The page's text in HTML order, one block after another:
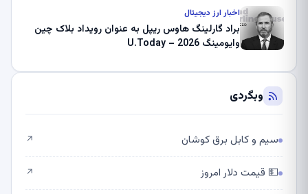
اخبار ارز دیجیتال
براد گارلینگ هاوس ریپل به عنوان رویداد بلاک چین
وایومینگ 2026 – U.Today
وبگردی
سیم و کابل برق کوشان ↗
💵 قیمت دلار امروز ↗